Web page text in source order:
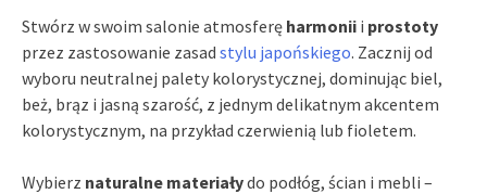
Stwórz w swoim salonie atmosferę harmonii i prostoty
przez zastosowanie zasad stylu japońskiego. Zacznij od
wyboru neutralnej palety kolorystycznej, dominując biel,
beż, brąz i jasną szarość, z jednym delikatnym akcentem
kolorystycznym, na przykład czerwienią lub fioletem.
Wybierz naturalne materiałydo podłóg, ścian i mebli –